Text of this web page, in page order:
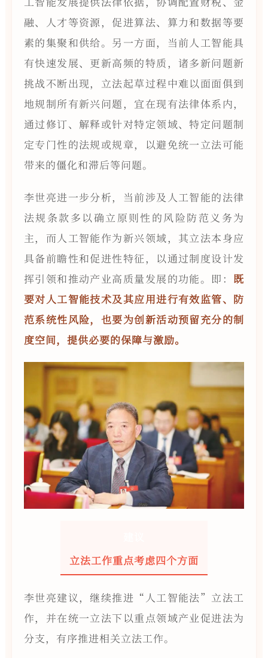
融、人才等资源，促进算法、算力和数据等要
素的集聚和供给。另一方面，当前人工智能具
有快速发展、更新高频的特质，诸多新问题新
挑战不断出现，立法起草过程中难以面面俱到
地规制所有新兴问题，宜在现有法律体系内，
通过修订、解释或针对特定领域、特定问题制
定专门性的法规或规章，以避免统一立法可能
带来的僵化和滞后等问题。
李世亮进一步分析，当前涉及人工智能的法律
法规条款多以确立原则性的风险防范义务为
主，而人工智能作为新兴领域，其立法本身应
具备前瞻性和促进性特征，以通过制度设计发
挥引领和推动产业高质量发展的功能。即： 既
要对人工智能技术及其应用进行有效监管、防
范系统性风险，也要为创新活动预留充分的制
度空间，提供必要的保障与激励。
立法工作重点考虑四个方面
李世亮建议，继续推进“人工智能法”立法工
作，并在统一立法下以重点领域产业促进法为
分支，有序推进相关立法工作。